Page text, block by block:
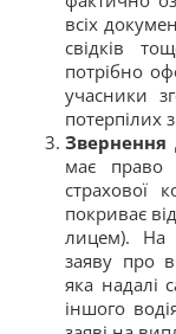
всіх
свідків
потрібно
учасники
потерпілих
Звернення
має право
страхової
покриває
лицем). На
заяву про
яка надалі
іншого